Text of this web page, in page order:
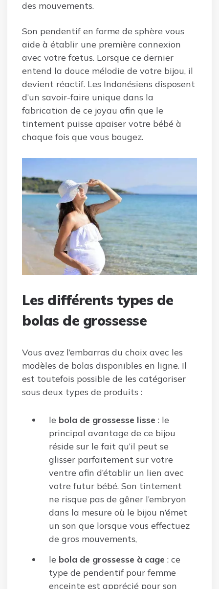
des mouvements.
Son pendentif en forme de sphère vous
aide à établir une première connexion
avec votre fœtus. Lorsque ce dernier
entend la douce mélodie de votre bijou, il
devient réactif. Les Indonésiens disposent
d’un savoir-faire unique dans la
fabrication de ce joyau afin que le
tintement puisse apaiser votre bébé à
chaque fois que vous bougez.
Les différents types de
bolas de grossesse
Vous avez l’embarras du choix avec les
modèles de bolas disponibles en ligne. Il
est toutefois possible de les catégoriser
sous deux types de produits :
le bola de grossesse lisse : le
principal avantage de ce bijou
réside sur le fait qu’il peut se
glisser parfaitement sur votre
ventre afin d’établir un lien avec
votre futur bébé. Son tintement
ne risque pas de gêner l’embryon
dans la mesure où le bijou n’émet
un son que lorsque vous effectuez
de gros mouvements,
le bola de grossesse à cage : ce
type de pendentif pour femme
enceinte est apprécié pour son